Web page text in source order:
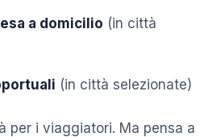
a domicilio (in città
(in città selezionate)
per i viaggiatori. Ma pensa a